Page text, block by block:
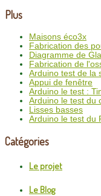
Plus
Maisons éco3x
Fabrication des
Diagramme de
Fabrication de
Arduino test de la
Appui de fenêtre
Arduino le test :
Arduino le test du
Lisses basses
Arduino le test du
Catégories
Le projet
Le Blog